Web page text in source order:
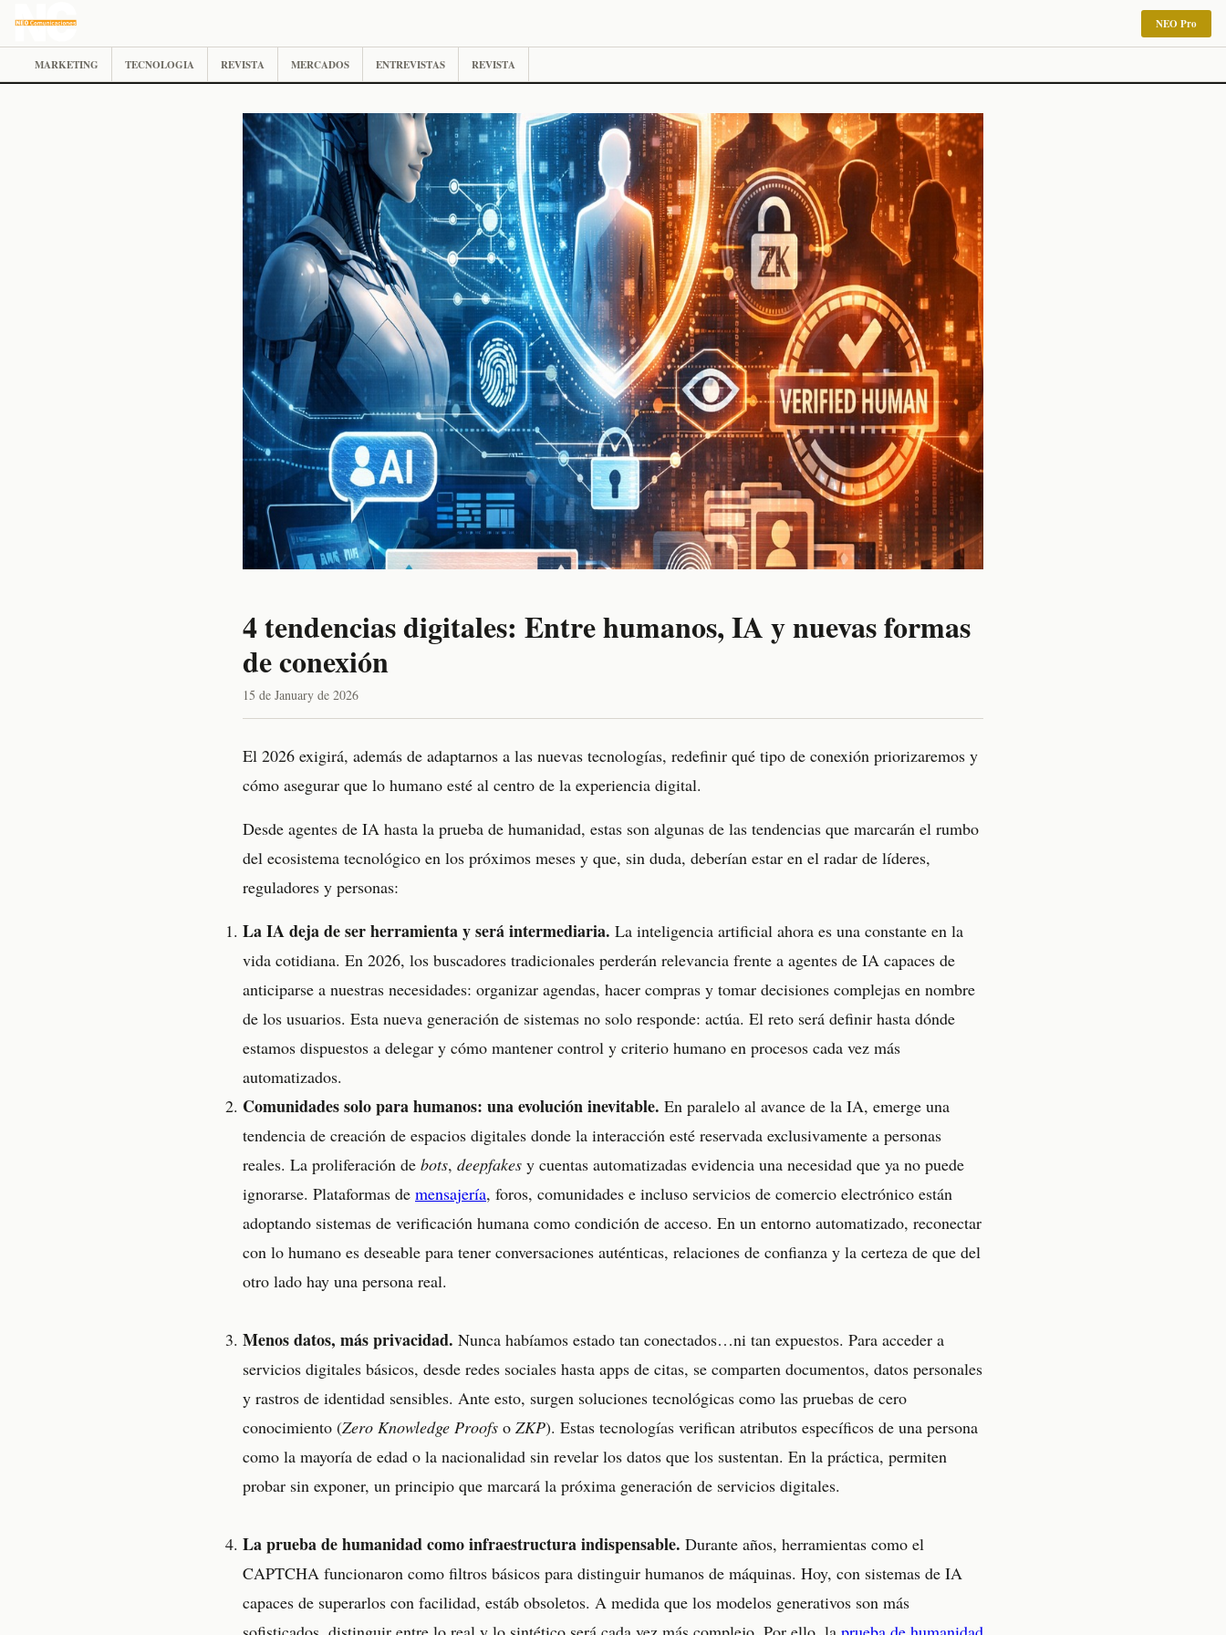
NEO Pro
MARKETING TECNOLOGIA REVISTA MERCADOS ENTREVISTAS REVISTA
4 tendencias digitales: Entre humanos, IA y nuevas formas
de conexión
15 de January de 2026
El 2026 exigirá, además de adaptarnos a las nuevas tecnologías, redefinir qué tipo de conexión priorizaremos y
cómo asegurar que lo humano esté al centro de la experiencia digital.
Desde agentes de IA hasta la prueba de humanidad, estas son algunas de las tendencias que marcarán el rumbo
del ecosistema tecnológico en los próximos meses y que, sin duda, deberían estar en el radar de líderes,
reguladores y personas:
La IA deja de ser herramienta y será intermediaria. La inteligencia artificial ahora es una constante en la
vida cotidiana. En 2026, los buscadores tradicionales perderán relevancia frente a agentes de IA capaces de
anticiparse a nuestras necesidades: organizar agendas, hacer compras y tomar decisiones complejas en nombre
de los usuarios. Esta nueva generación de sistemas no solo responde: actúa. El reto será definir hasta dónde
estamos dispuestos a delegar y cómo mantener control y criterio humano en procesos cada vez más
automatizados.
Comunidades solo para humanos: una evolución inevitable. En paralelo al avance de la IA, emerge una
tendencia de creación de espacios digitales donde la interacción esté reservada exclusivamente a personas
reales. La proliferación de bots, deepfakes y cuentas automatizadas evidencia una necesidad que ya no puede
ignorarse. Plataformas de mensajería, foros, comunidades e incluso servicios de comercio electrónico están
adoptando sistemas de verificación humana como condición de acceso. En un entorno automatizado, reconectar
con lo humano es deseable para tener conversaciones auténticas, relaciones de confianza y la certeza de que del
otro lado hay una persona real.
Menos datos, más privacidad. Nunca habíamos estado tan conectados…ni tan expuestos. Para acceder a
servicios digitales básicos, desde redes sociales hasta apps de citas, se comparten documentos, datos personales
y rastros de identidad sensibles. Ante esto, surgen soluciones tecnológicas como las pruebas de cero
conocimiento (Zero Knowledge Proofs o ZKP). Estas tecnologías verifican atributos específicos de una persona
como la mayoría de edad o la nacionalidad sin revelar los datos que los sustentan. En la práctica, permiten
probar sin exponer, un principio que marcará la próxima generación de servicios digitales.
La prueba de humanidad como infraestructura indispensable. Durante años, herramientas como el
CAPTCHA funcionaron como filtros básicos para distinguir humanos de máquinas. Hoy, con sistemas de IA
capaces de superarlos con facilidad, estáb obsoletos. A medida que los modelos generativos son más